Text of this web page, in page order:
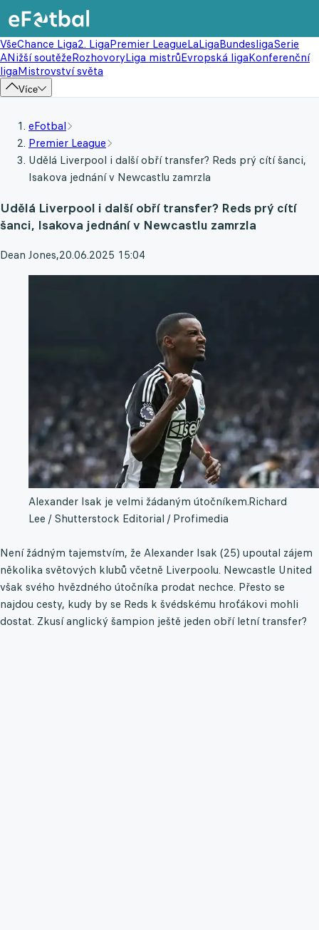
VšeChance Liga2. LigaPremier LeagueLaLigaBundesligaSerie
ANižší soutěžeRozhovoryLiga mistrůEvropská ligaKonferenční
ligaMistrovství světa
Více
eFotbal
Premier League
Udělá Liverpool i další obří transfer? Reds prý cítí šanci,
Isakova jednání v Newcastlu zamrzla
Udělá Liverpool i další obří transfer? Reds prý cítí
šanci, Isakova jednání v Newcastlu zamrzla
Dean Jones,20.06.2025 15:04
Alexander Isak je velmi žádaným útočníkem.Richard
Lee / Shutterstock Editorial / Profimedia
Není žádným tajemstvím, že Alexander Isak (25) upoutal zájem
několika světových klubů včetně Liverpoolu. Newcastle United
však svého hvězdného útočníka prodat nechce. Přesto se
najdou cesty, kudy by se Reds k švédskému hroťákovi mohli
dostat. Zkusí anglický šampion ještě jeden obří letní transfer?